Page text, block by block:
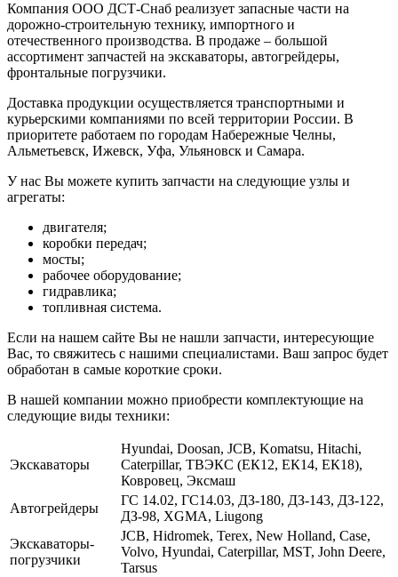
Компания ООО ДСТ-Снаб реализует запасные части на
дорожно-строительную технику, импортного и
отечественного производства. В продаже – большой
ассортимент запчастей на экскаваторы, автогрейдеры,
фронтальные погрузчики.
Доставка продукции осуществляется транспортными и
курьерскими компаниями по всей территории России. В
приоритете работаем по городам Набережные Челны,
Альметьевск, Ижевск, Уфа, Ульяновск и Самара.
У нас Вы можете купить запчасти на следующие узлы и
агрегаты:
двигателя;
коробки передач;
мосты;
рабочее оборудование;
гидравлика;
топливная система.
Если на нашем сайте Вы не нашли запчасти, интересующие
Вас, то свяжитесь с нашими специалистами. Ваш запрос будет
обработан в самые короткие сроки.
В нашей компании можно приобрести комплектующие на
следующие виды техники:
Экскаваторы
Hyundai, Doosan, JCB, Komatsu, Hitachi,
Caterpillar, ТВЭКС (ЕК12, ЕК14, ЕК18),
Ковровец, Эксмаш
Автогрейдеры
ГС 14.02, ГС14.03, ДЗ-180, ДЗ-143, ДЗ-122,
ДЗ-98, XGMA, Liugong
Экскаваторы-
погрузчики
JCB, Hidromek, Terex, New Holland, Case,
Volvo, Hyundai, Caterpillar, MST, John Deere,
Tarsus